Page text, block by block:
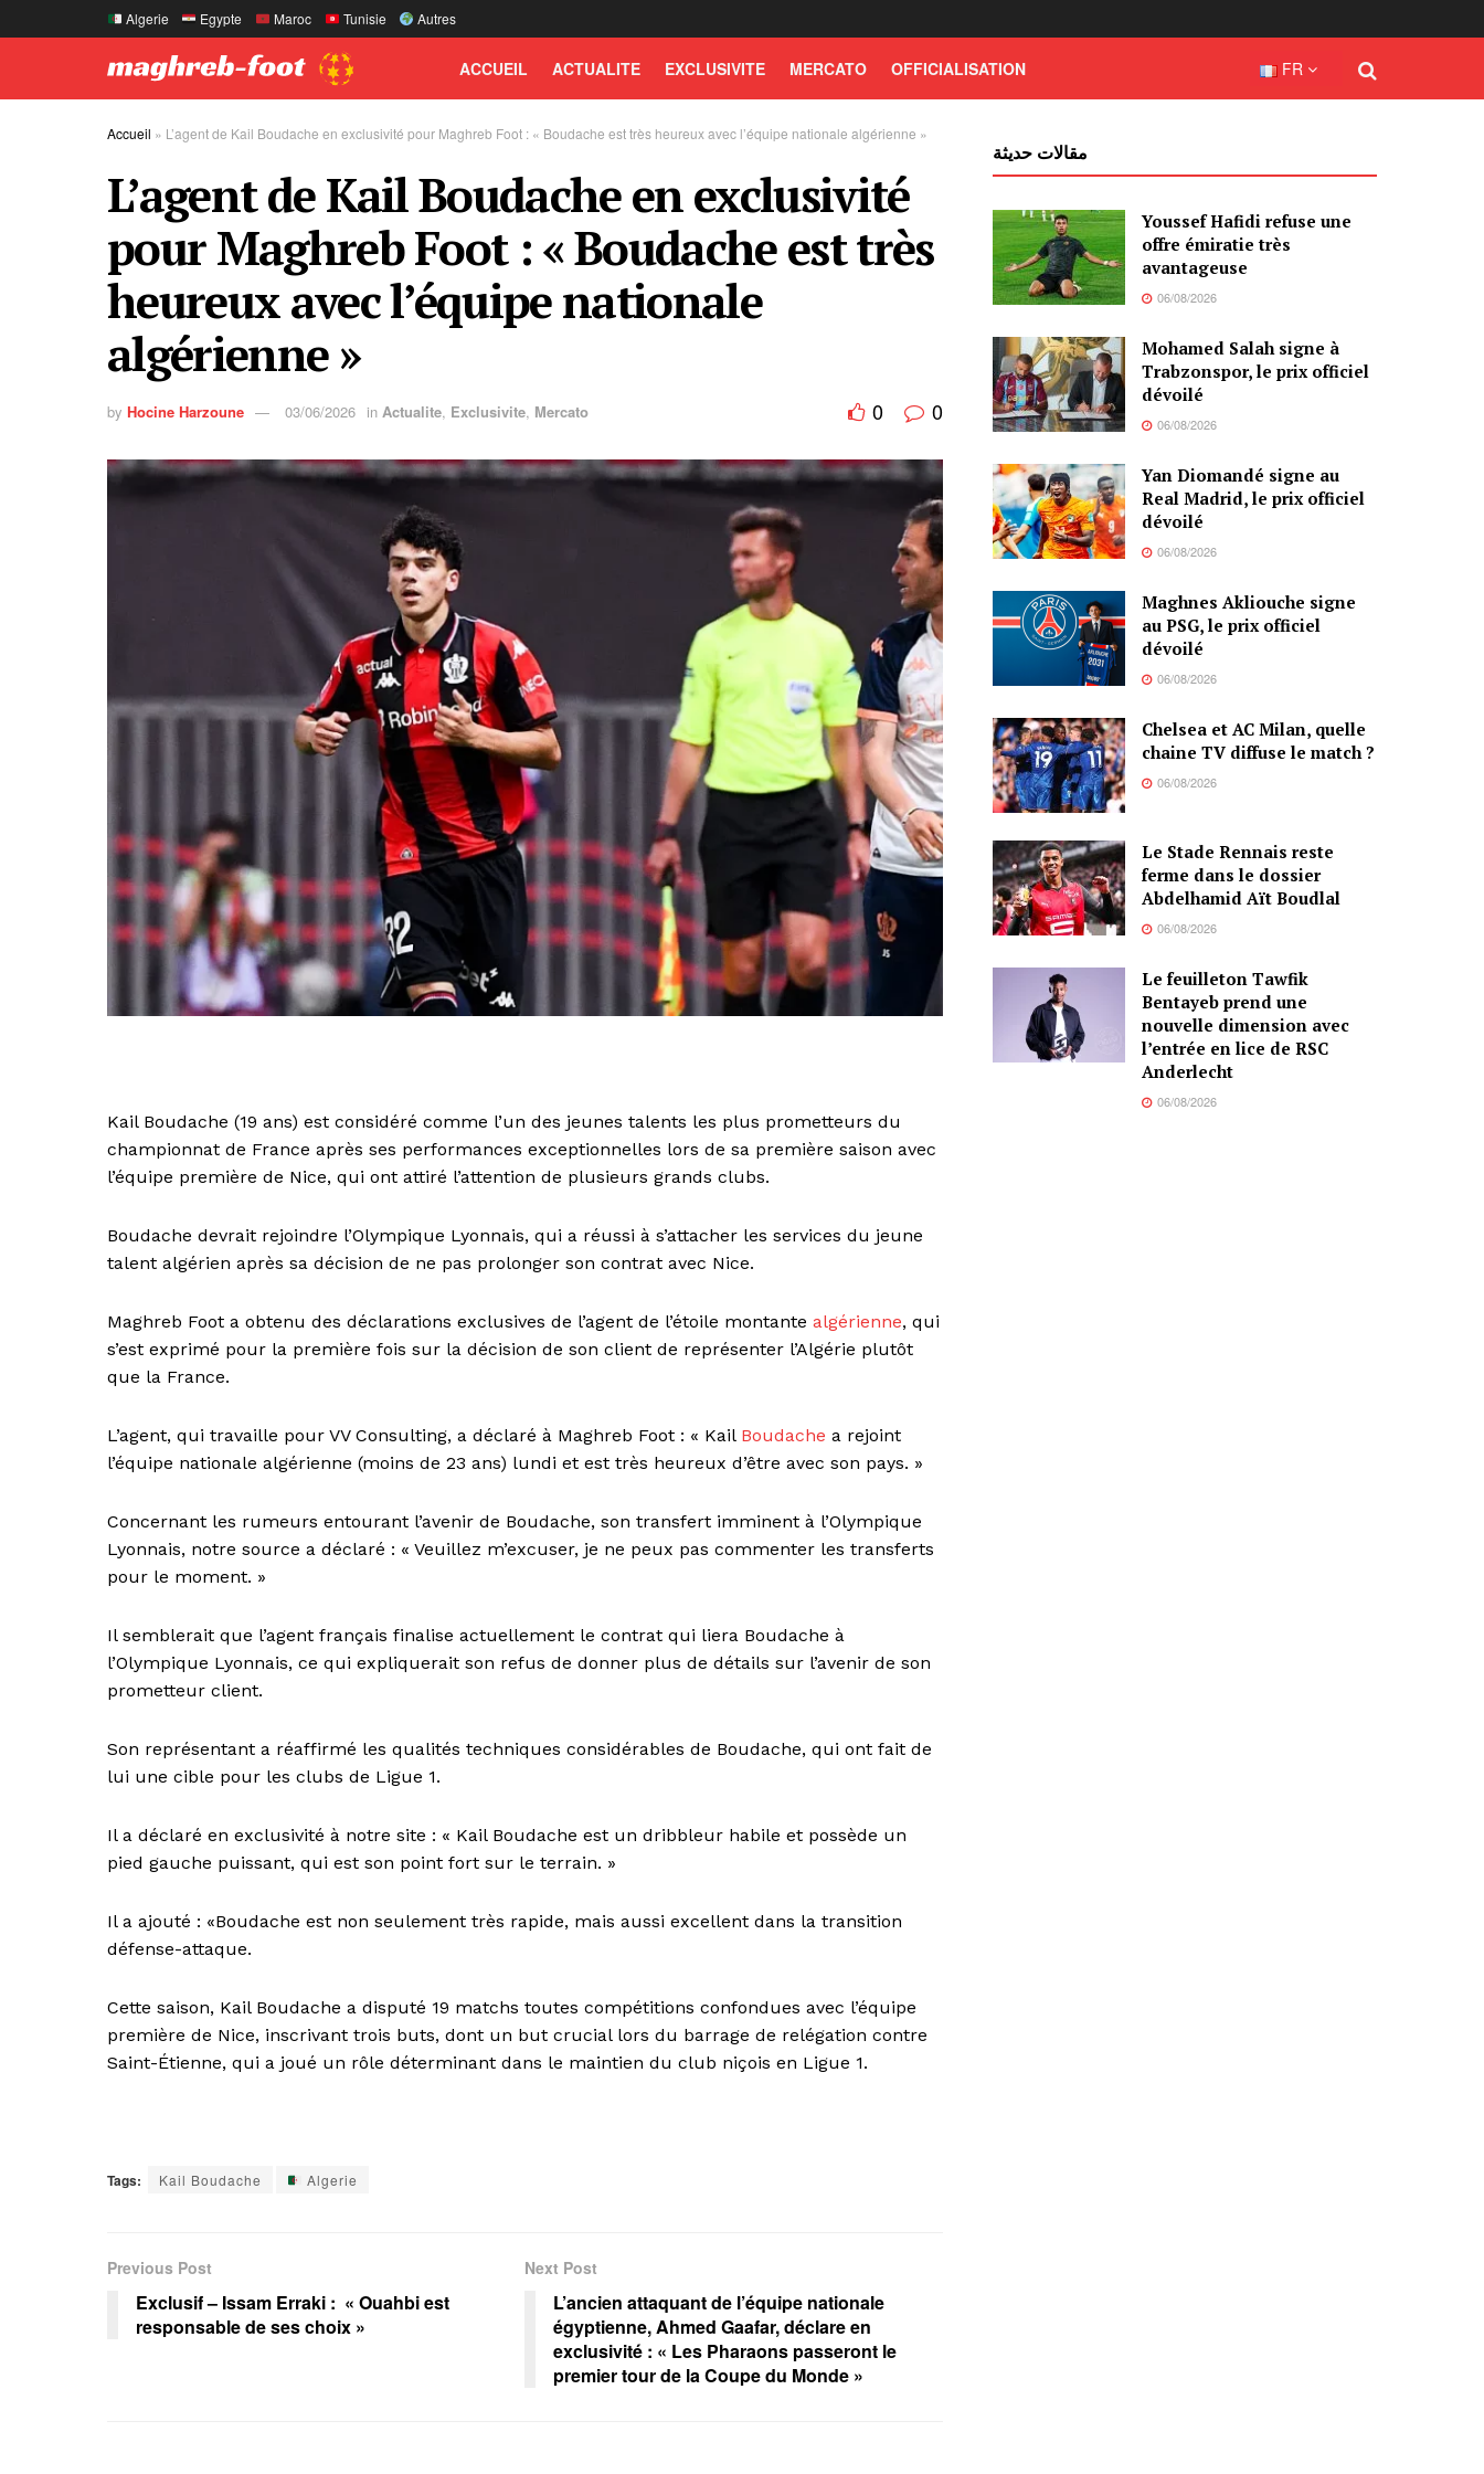
Algerie Egypte Maroc Tunisie Autres
ACCUEIL ACTUALITE EXCLUSIVITE MERCATO OFFICIALISATION FR
Accueil » L’agent de Kail Boudache en exclusivité pour Maghreb Foot : « Boudache est très heureux avec l’équipe nationale algérienne »
L’agent de Kail Boudache en exclusivité
pour Maghreb Foot : « Boudache est très
heureux avec l’équipe nationale
algérienne »
by Hocine Harzoune 03/06/2026 in Actualite, Exclusivite, Mercato 0 0
Kail Boudache (19 ans) est considéré comme l’un des jeunes talents les plus prometteurs du
championnat de France après ses performances exceptionnelles lors de sa première saison avec
l’équipe première de Nice, qui ont attiré l’attention de plusieurs grands clubs.
Boudache devrait rejoindre l’Olympique Lyonnais, qui a réussi à s’attacher les services du jeune
talent algérien après sa décision de ne pas prolonger son contrat avec Nice.
Maghreb Foot a obtenu des déclarations exclusives de l’agent de l’étoile montante algérienne, qui
s’est exprimé pour la première fois sur la décision de son client de représenter l’Algérie plutôt
que la France.
L’agent, qui travaille pour VV Consulting, a déclaré à Maghreb Foot : « Kail Boudache a rejoint
l’équipe nationale algérienne (moins de 23 ans) lundi et est très heureux d’être avec son pays. »
Concernant les rumeurs entourant l’avenir de Boudache, son transfert imminent à l’Olympique
Lyonnais, notre source a déclaré : « Veuillez m’excuser, je ne peux pas commenter les transferts
pour le moment. »
Il semblerait que l’agent français finalise actuellement le contrat qui liera Boudache à
l’Olympique Lyonnais, ce qui expliquerait son refus de donner plus de détails sur l’avenir de son
prometteur client.
Son représentant a réaffirmé les qualités techniques considérables de Boudache, qui ont fait de
lui une cible pour les clubs de Ligue 1.
Il a déclaré en exclusivité à notre site : « Kail Boudache est un dribbleur habile et possède un
pied gauche puissant, qui est son point fort sur le terrain. »
Il a ajouté : «Boudache est non seulement très rapide, mais aussi excellent dans la transition
défense-attaque.
Cette saison, Kail Boudache a disputé 19 matchs toutes compétitions confondues avec l’équipe
première de Nice, inscrivant trois buts, dont un but crucial lors du barrage de relégation contre
Saint-Étienne, qui a joué un rôle déterminant dans le maintien du club niçois en Ligue 1.
Tags: Kail Boudache Algerie
Previous Post
Exclusif – Issam Erraki : « Ouahbi est
responsable de ses choix »
Next Post
L’ancien attaquant de l’équipe nationale
égyptienne, Ahmed Gaafar, déclare en
exclusivité : « Les Pharaons passeront le
premier tour de la Coupe du Monde »
مقالات حديثة
Youssef Hafidi refuse une
offre émiratie très
avantageuse
06/08/2026
Mohamed Salah signe à
Trabzonspor, le prix officiel
dévoilé
06/08/2026
Yan Diomandé signe au
Real Madrid, le prix officiel
dévoilé
06/08/2026
Maghnes Akliouche signe
au PSG, le prix officiel
dévoilé
06/08/2026
Chelsea et AC Milan, quelle
chaine TV diffuse le match ?
06/08/2026
Le Stade Rennais reste
ferme dans le dossier
Abdelhamid Aït Boudlal
06/08/2026
Le feuilleton Tawfik
Bentayeb prend une
nouvelle dimension avec
l’entrée en lice de RSC
Anderlecht
06/08/2026